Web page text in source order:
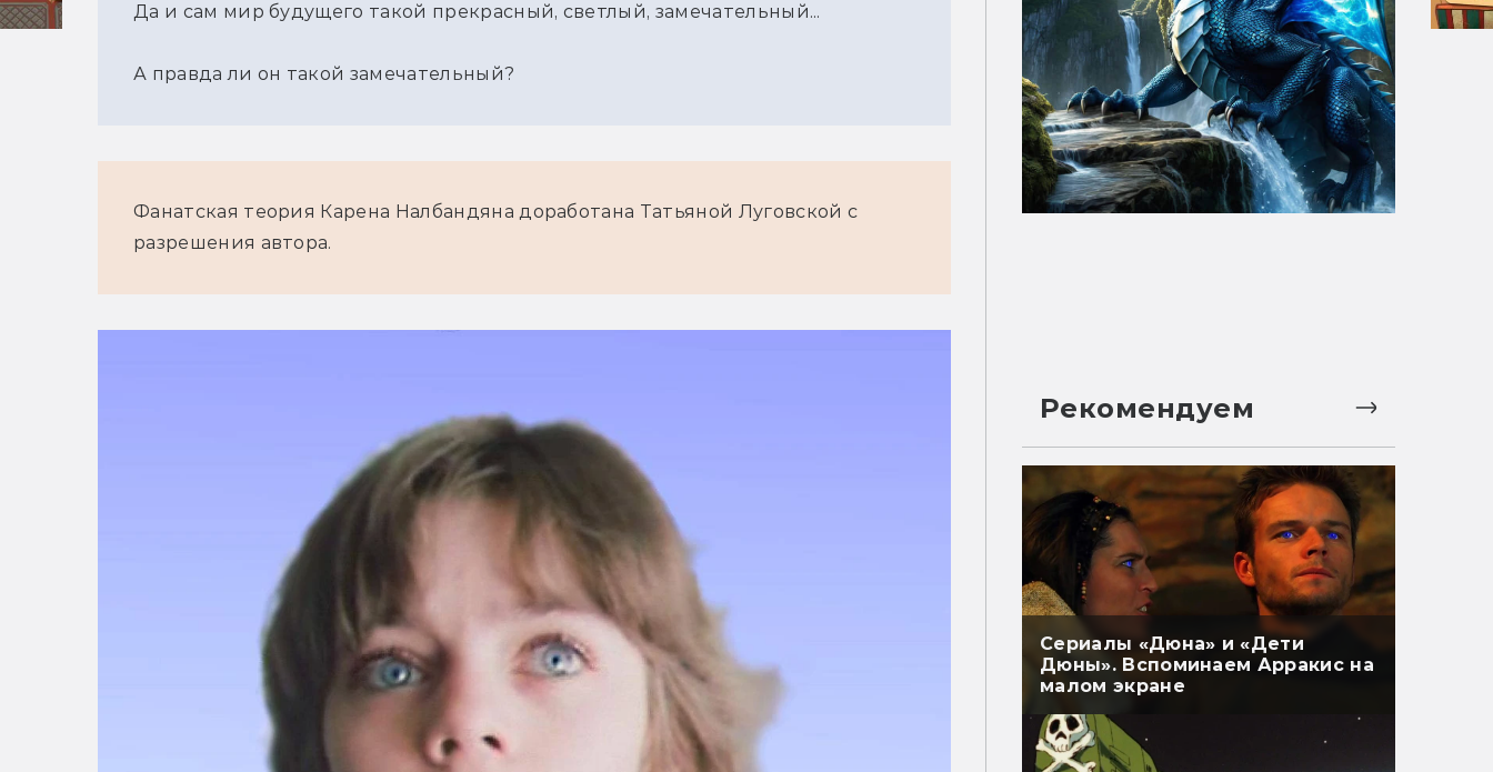
Да и сам мир будущего такой прекрасный, светлый, замечательный...
А правда ли он такой замечательный?
Фанатская теория Карена Налбандяна доработана Татьяной Луговской с
разрешения автора.
Рекомендуем
Сериалы «Дюна» и «Дети
Дюны». Вспоминаем Арракис на
малом экране